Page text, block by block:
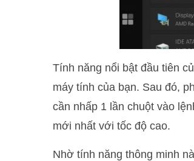
Tính năng nổi bật đầu tiên
máy tính của bạn. Sau đó,
cần nhấp 1 lần chuột vào
mới nhất với tốc độ cao.
Nhờ tính năng thông minh